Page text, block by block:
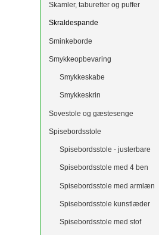
Skamler, taburetter og puffer
Skraldespande
Sminkeborde
Smykkeopbevaring
Smykkeskabe
Smykkeskrin
Sovestole og gæstesenge
Spisebordsstole
Spisebordsstole - justerbare
Spisebordsstole med 4 ben
Spisebordsstole med armlæn
Spisebordsstole kunstlæder
Spisebordsstole med stof